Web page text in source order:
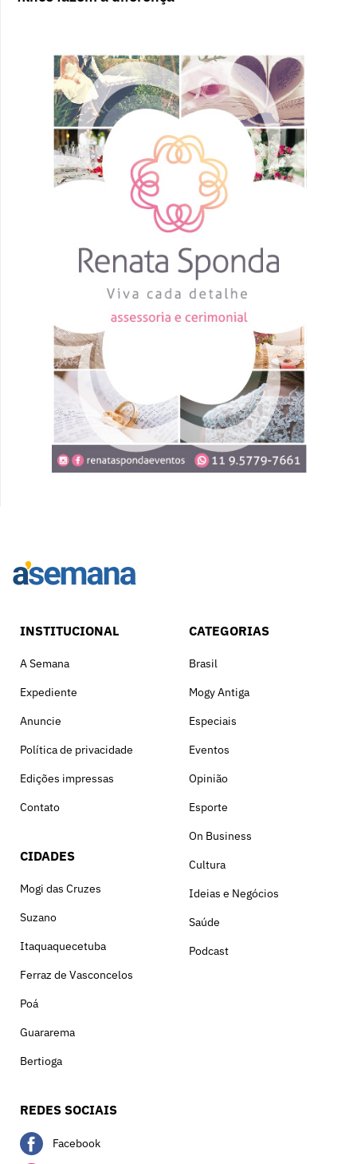
INSTITUCIONAL
A Semana
Expediente
Anuncie
Política de privacidade
Edições impressas
Contato
CIDADES
Mogi das Cruzes
Suzano
Itaquaquecetuba
Ferraz de Vasconcelos
Poá
Guararema
Bertioga
CATEGORIAS
Brasil
Mogy Antiga
Especiais
Eventos
Opinião
Esporte
On Business
Cultura
Ideias e Negócios
Saúde
Podcast
REDES SOCIAIS
Facebook